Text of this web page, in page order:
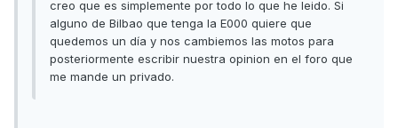
creo que es simplemente por todo lo que he leido. Si
alguno de Bilbao que tenga la E000 quiere que
quedemos un día y nos cambiemos las motos para
posteriormente escribir nuestra opinion en el foro que
me mande un privado.